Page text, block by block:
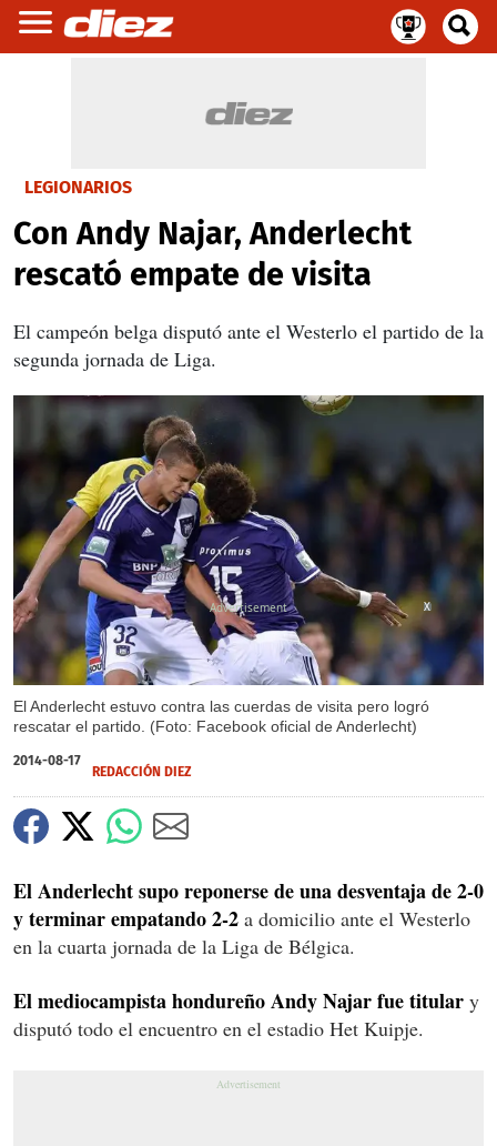
LEGIONARIOS
Con Andy Najar, Anderlecht
rescató empate de visita
El campeón belga disputó ante el Westerlo el partido de la
segunda jornada de Liga.
El Anderlecht estuvo contra las cuerdas de visita pero logró
rescatar el partido. (Foto: Facebook oficial de Anderlecht)
X
2014-08-17
REDACCIÓN DIEZ
El Anderlecht supo reponerse de una desventaja de 2-0
y terminar empatando 2-2 a domicilio ante el Westerlo
en la cuarta jornada de la Liga de Bélgica.
El mediocampista hondureño Andy Najar fue titular y
disputó todo el encuentro en el estadio Het Kuipje.